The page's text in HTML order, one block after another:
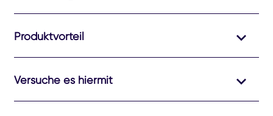
Produktvorteil
Versuche es hiermit